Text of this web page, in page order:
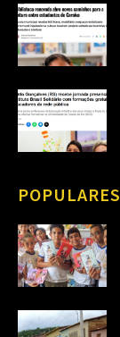
POPULARES